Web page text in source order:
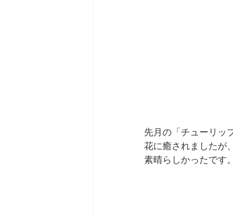
先月の「チューリッ
花に癒されましたが
素晴らしかったです。